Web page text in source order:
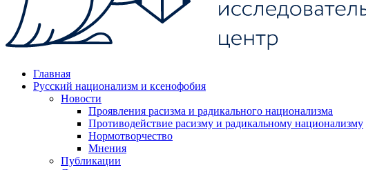
Главная
Русский национализм и ксенофобия
Новости
Проявления расизма и радикального национализма
Противодействие расизму и радикальному национализму
Нормотворчество
Мнения
Публикации